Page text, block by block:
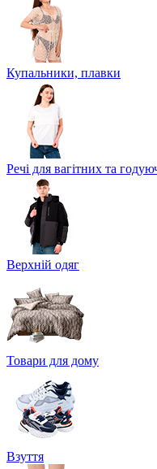
Купальники, плавки
Речі для вагітних та
Верхній одяг
Товари для дому
Взуття